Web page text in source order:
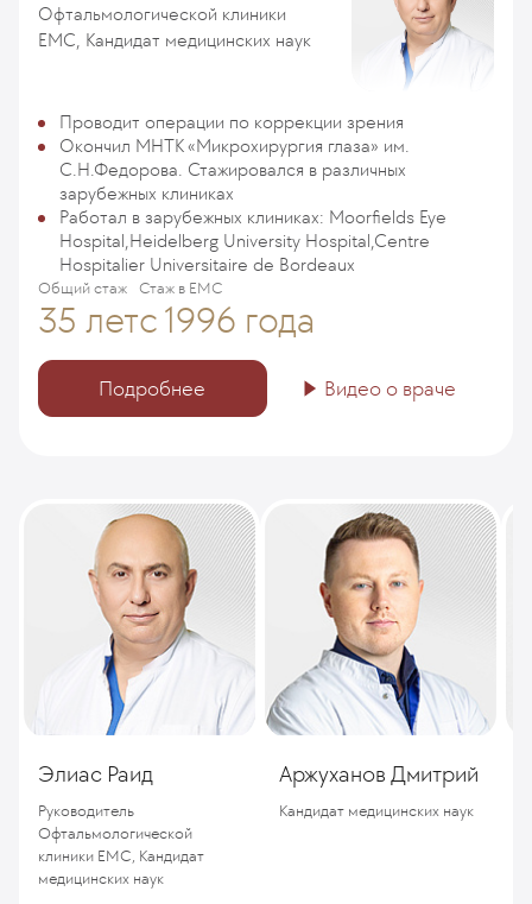
Элиас Раид
Руководитель
Офтальмологической
клиники ЕМС, Кандидат
медицинских наук
Аржуханов Дмитрий
Кандидат медицинских наук
Офтальмологической клиники
ЕМС, Кандидат медицинских наук
Проводит операции по коррекции зрения
Окончил МНТК «Микрохирургия глаза» им.
С.Н.Федорова. Стажировался в различных
зарубежных клиниках
Работал в зарубежных клиниках: Moorfields Eye
Hospital,Heidelberg University Hospital,Centre
Hospitalier Universitaire de Bordeaux
Общий стаж
35 лет
Стаж в ЕМС
с 1996 года
Подробнее Видео о враче